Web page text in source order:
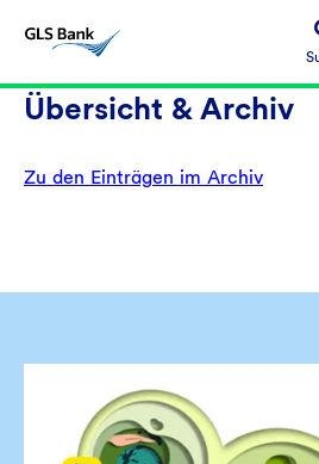
Übersicht & Archiv
Zu den Einträgen im Archiv